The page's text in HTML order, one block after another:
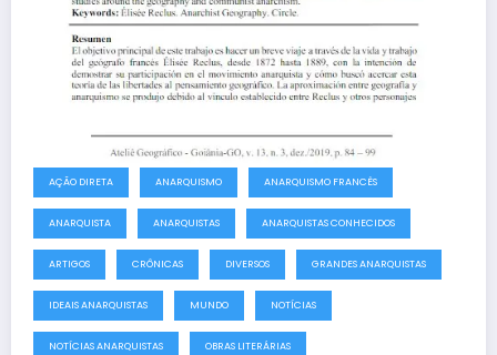
AÇÃO DIRETA ANARQUISMO ANARQUISMO FRANCÊS
ANARQUISTA ANARQUISTAS ANARQUISTAS CONHECIDOS
ARTIGOS CRÔNICAS DIVERSOS GRANDES ANARQUISTAS
IDEAIS ANARQUISTAS MUNDO NOTÍCIAS
NOTÍCIAS ANARQUISTAS OBRAS LITERÁRIAS